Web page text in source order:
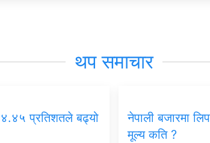
थप समाचार
प्रतिशतले बढ्यो
नेपाली बजारमा
मूल्य कति ?